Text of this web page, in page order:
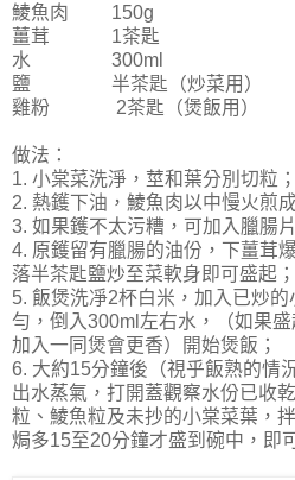
鯪魚肉 150g
薑茸 1茶匙
水 300ml
鹽 半茶匙（炒菜用）
雞粉 2茶匙（煲飯用）
做法：
1. 小棠菜洗淨，莖和葉分別切粒
2. 熱鑊下油，鯪魚肉以中慢火煎
3. 如果鑊不太污糟，可加入臘腸
4. 原鑊留有臘腸的油份，下薑茸
落半茶匙鹽炒至菜軟身即可盛起；
5. 飯煲洗凈2杯白米，加入已炒
勻，倒入300ml左右水，（如果
加入一同煲會更香）開始煲飯；
6. 大約15分鐘後（視乎飯熟的情
出水蒸氣，打開蓋觀察水份已收
粒、鯪魚粒及未抄的小棠菜葉，
焗多15至20分鐘才盛到碗中，即